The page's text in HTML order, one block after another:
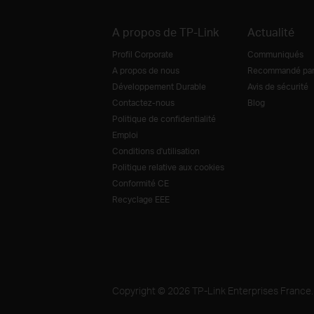
A propos de TP-Link
Profil Corporate
A propos de nous
Développement Durable
Contactez-nous
Politique de confidentialité
Emploi
Conditions d'utilisation
Politique relative aux cookies
Conformité CE
Recyclage EEE
Actualité
Communiqués
Recommandé
Avis de sécurité
Blog
Copyright © 2026 TP-Link Enterprises France.